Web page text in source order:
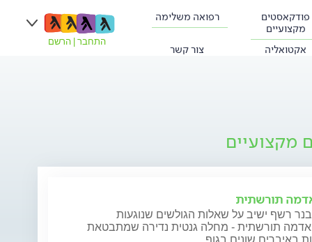
פודקאסטים
מקצועיים
רפואה משלימה
אקטואליה צור קשר
התחבר הרשם
מקצועיים
תורשתית
רשף ישיב על שאלות הגולשים שנוגעות
תורשתית - מחלה גנטית נדירה שמתבטאת
באיברים שונים בגוף